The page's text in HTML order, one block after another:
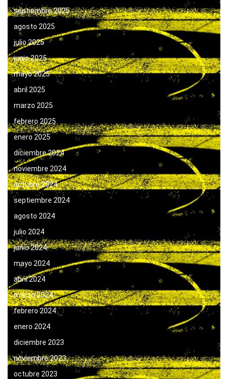
septiembre 2025
agosto 2025
julio 2025
junio 2025
mayo 2025
abril 2025
marzo 2025
febrero 2025
enero 2025
diciembre 2024
noviembre 2024
octubre 2024
septiembre 2024
agosto 2024
julio 2024
junio 2024
mayo 2024
abril 2024
marzo 2024
febrero 2024
enero 2024
diciembre 2023
noviembre 2023
octubre 2023